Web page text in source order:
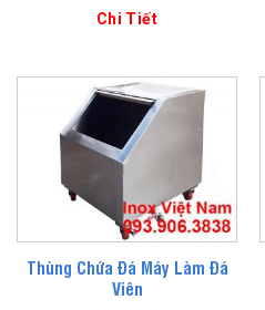
Chi Tiết
Thùng Chứa Đá Máy Làm Đá
Viên